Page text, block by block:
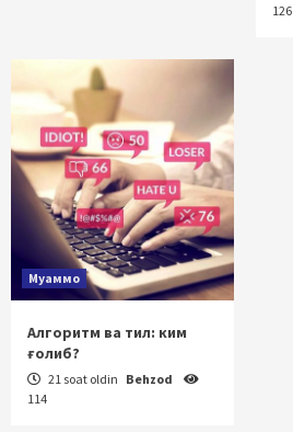
126
Муаммо
Алгоритм ва тил: ким
ғолиб?
21 soat oldin Behzod
114